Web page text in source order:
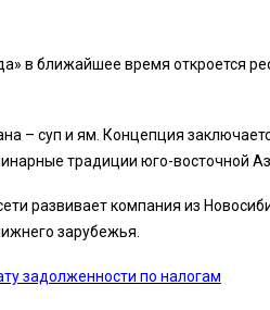
в ближайшее время откроется
– суп и ям. Концепция
традиции юго-восточной
развивает компания из
зарубежья.
задолженности по налогам